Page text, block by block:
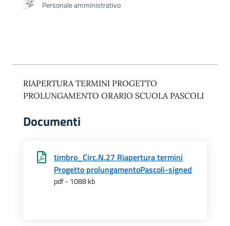
Personale amministrativo
RIAPERTURA TERMINI PROGETTO
PROLUNGAMENTO ORARIO SCUOLA PASCOLI
Documenti
timbro_Circ.N.27 Riapertura termini
Progetto prolungamentoPascoli-signed
pdf - 1088 kb